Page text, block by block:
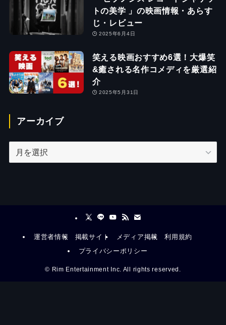
トの美学 」の映画情報・あらす
じ・レビュー
2025年6月4日
笑える映画おすすめ6選！大爆笑
&癒される名作コメディを厳選紹
介
2025年5月31日
アーカイブ
ー
運営者情報 掲載サイト メディア掲載
利用規約
プライバシーポリシー
© Rim Entertainment Inc. All rights reserved.